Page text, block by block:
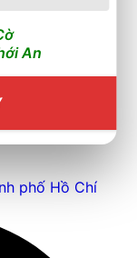
An
phố Hồ Chí